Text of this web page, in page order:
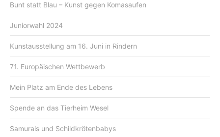
Bunt statt Blau – Kunst gegen Komasaufen
Juniorwahl 2024
Kunstausstellung am 16. Juni in Rindern
71. Europäischen Wettbewerb
Mein Platz am Ende des Lebens
Spende an das Tierheim Wesel
Samurais und Schildkrötenbabys